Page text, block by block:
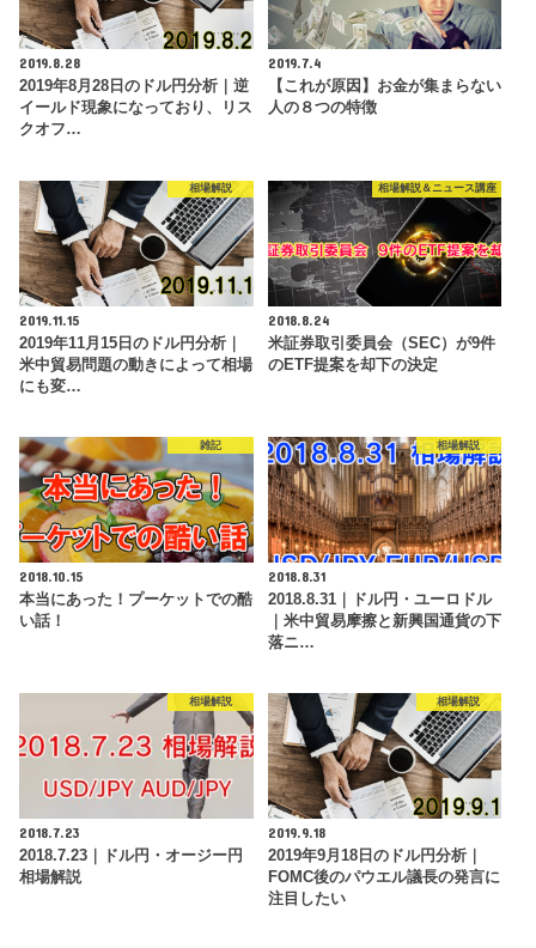
2019.8.28
2019年8月28日のドル円分析｜逆
イールド現象になっており、リス
クオフ…
2019.7.4
【これが原因】お金が集まらない
人の８つの特徴
相場解説
2019.11.15
2019年11月15日のドル円分析｜
米中貿易問題の動きによって相場
にも変…
相場解説＆ニュース講座
2018.8.24
米証券取引委員会（SEC）が9件
のETF提案を却下の決定
雑記
2018.10.15
本当にあった！プーケットでの酷
い話！
相場解説
2018.8.31
2018.8.31｜ドル円・ユーロドル
｜米中貿易摩擦と新興国通貨の下
落ニ…
相場解説
2018.7.23
2018.7.23｜ドル円・オージー円
相場解説
相場解説
2019.9.18
2019年9月18日のドル円分析｜
FOMC後のパウエル議長の発言に
注目したい